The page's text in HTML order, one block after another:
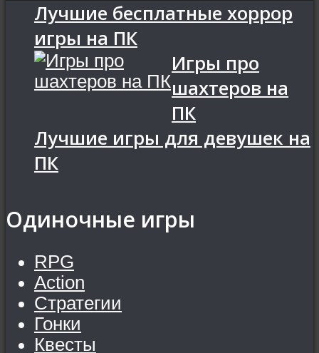
Лучшие бесплатные хоррор
игры на ПК
Игры про
шахтеров на
ПК
Лучшие игры для девушек на
ПК
Одиночные игры
RPG
Action
Стратегии
Гонки
Квесты